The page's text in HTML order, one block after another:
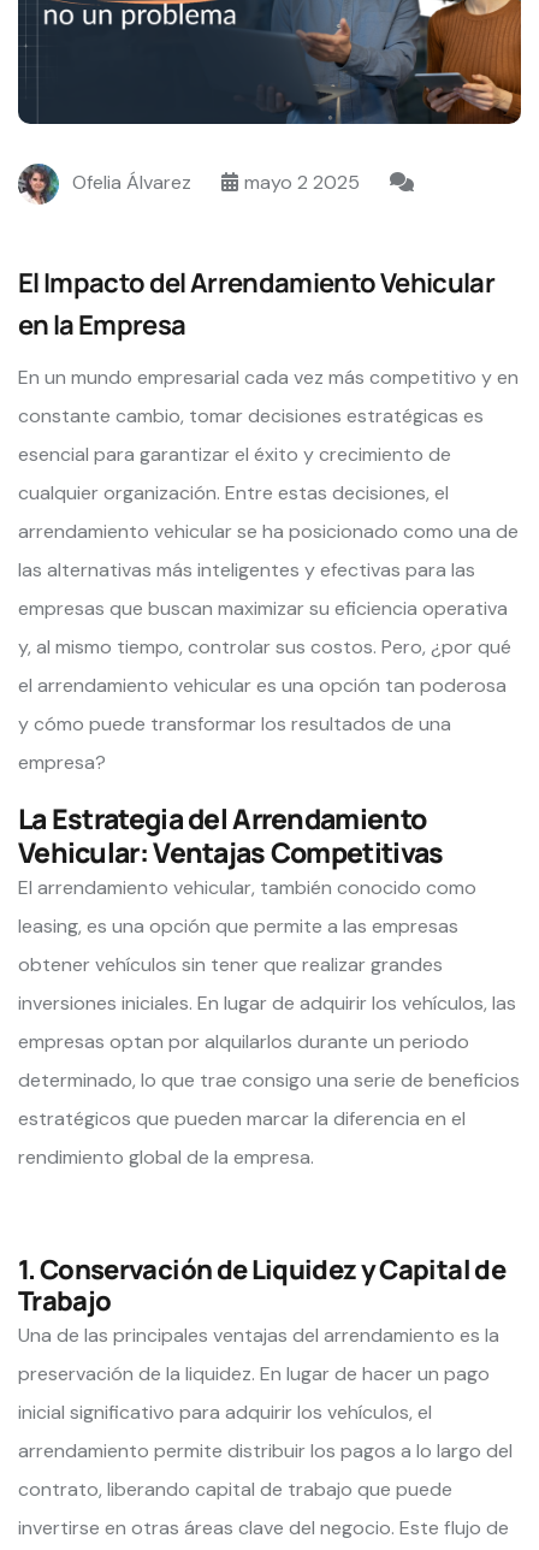
Ofelia Álvarez mayo 2 2025
El Impacto del Arrendamiento Vehicular
en la Empresa
En un mundo empresarial cada vez más competitivo y en
constante cambio, tomar decisiones estratégicas es
esencial para garantizar el éxito y crecimiento de
cualquier organización. Entre estas decisiones, el
arrendamiento vehicular se ha posicionado como una de
las alternativas más inteligentes y efectivas para las
empresas que buscan maximizar su eficiencia operativa
y, al mismo tiempo, controlar sus costos. Pero, ¿por qué
el arrendamiento vehicular es una opción tan poderosa
y cómo puede transformar los resultados de una
empresa?
La Estrategia del Arrendamiento
Vehicular: Ventajas Competitivas
El arrendamiento vehicular, también conocido como
leasing, es una opción que permite a las empresas
obtener vehículos sin tener que realizar grandes
inversiones iniciales. En lugar de adquirir los vehículos, las
empresas optan por alquilarlos durante un periodo
determinado, lo que trae consigo una serie de beneficios
estratégicos que pueden marcar la diferencia en el
rendimiento global de la empresa.
1. Conservación de Liquidez y Capital de
Trabajo
Una de las principales ventajas del arrendamiento es la
preservación de la liquidez. En lugar de hacer un pago
inicial significativo para adquirir los vehículos, el
arrendamiento permite distribuir los pagos a lo largo del
contrato, liberando capital de trabajo que puede
invertirse en otras áreas clave del negocio. Este flujo de